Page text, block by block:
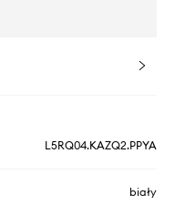
L5RQ04.KAZQ2.PPYA
biały